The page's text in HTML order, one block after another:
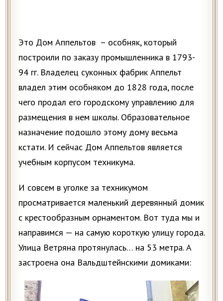
Это Дом Аппельтов – особняк, который
построили по заказу промышленника в 1793-
94 гг. Владелец суконных фабрик Аппельт
владел этим особняком до 1828 года, после
чего продал его городскому управлению для
размещения в нем школы. Образовательное
назначение подошло этому дому весьма
кстати. И сейчас Дом Аппельтов является
учебным корпусом техникума.
И совсем в уголке за техникумом
просматривается маленький деревянный домик
с крестообразным орнаментом. Вот туда мы и
направимся — на самую короткую улицу города.
Улица Ветряна протянулась… на 53 метра. А
застроена она Вальдштейнскими домиками: